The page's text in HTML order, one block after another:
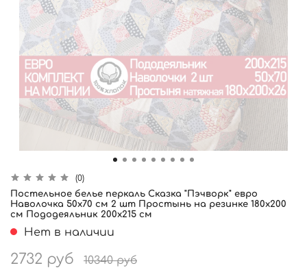
(0)
Постельное белье перкаль Сказка "Пэчворк" евро
Наволочка 50х70 см 2 шт Простынь на резинке 180x200
см Пододеяльник 200x215 см
Нет в наличии
2732 руб 10340 руб